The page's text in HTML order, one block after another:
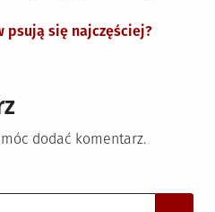
psują się najczęściej?
móc dodać komentarz.